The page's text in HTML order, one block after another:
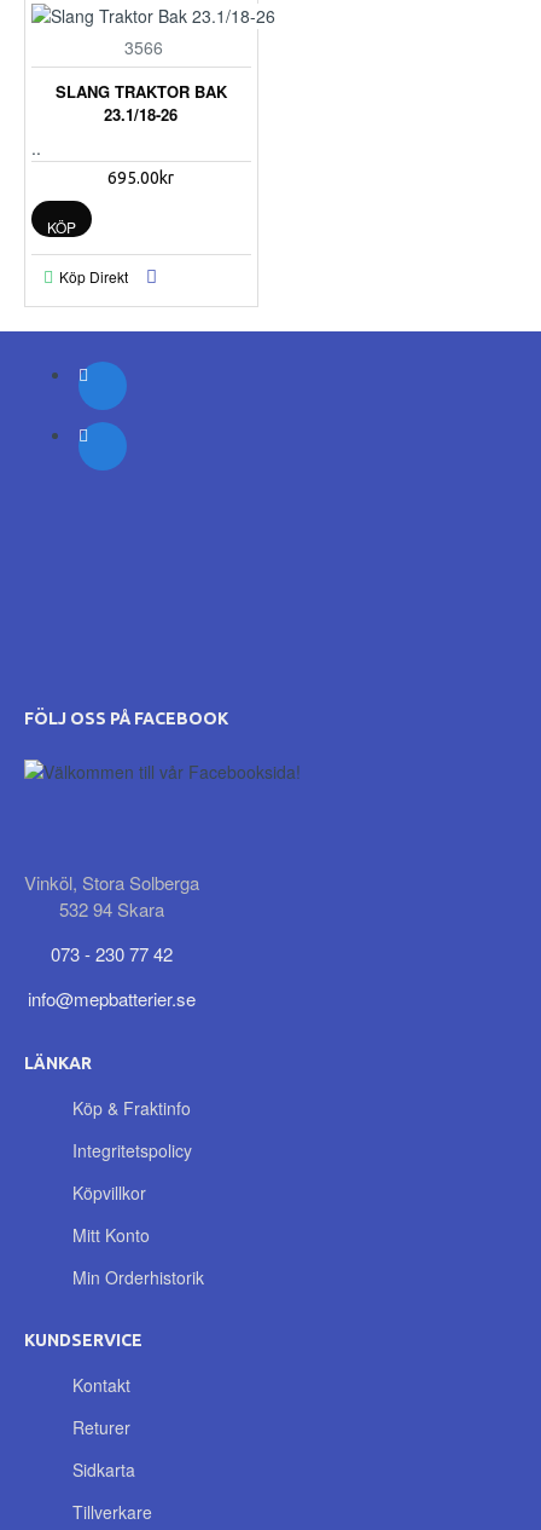
3566
SLANG TRAKTOR BAK
23.1/18-26
..
695.00kr
KÖP
Köp Direkt
FÖLJ OSS PÅ FACEBOOK
Vinköl, Stora Solberga
532 94 Skara
073 - 230 77 42
info@mepbatterier.se
LÄNKAR
Köp & Fraktinfo
Integritetspolicy
Köpvillkor
Mitt Konto
Min Orderhistorik
KUNDSERVICE
Kontakt
Returer
Sidkarta
Tillverkare